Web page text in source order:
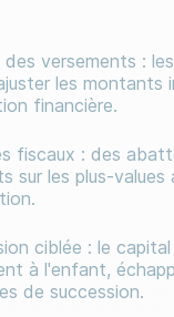
des versements :
les montants
financière.
fiscaux : des
sur les plus-values
ciblée : le
à l'enfant,
de succession.